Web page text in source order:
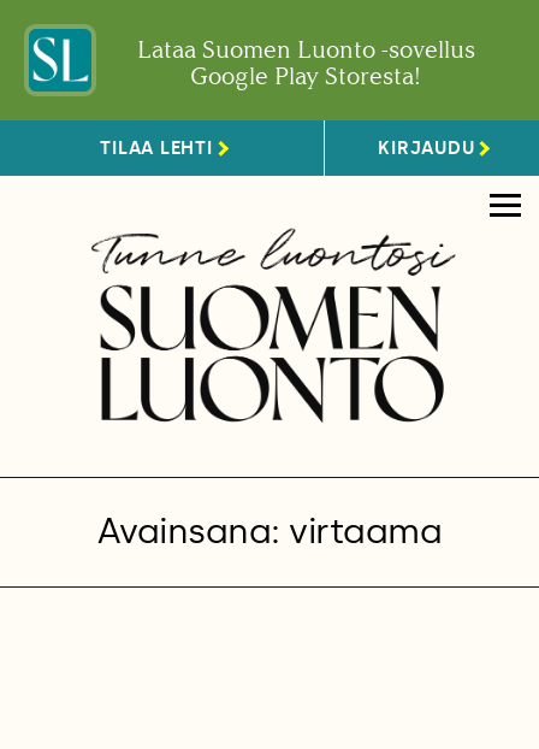
Lataa Suomen Luonto -sovellus
Google Play Storesta!
TILAA LEHTI KIRJAUDU
Avainsana: virtaama